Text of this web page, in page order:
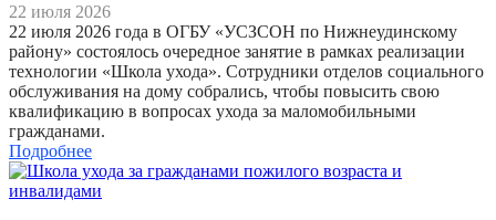
22 июля 2026
22 июля 2026 года в ОГБУ «УСЗСОН по Нижнеудинскому
району» состоялось очередное занятие в рамках реализации
технологии «Школа ухода». Сотрудники отделов социального
обслуживания на дому собрались, чтобы повысить свою
квалификацию в вопросах ухода за маломобильными
гражданами.
Подробнее